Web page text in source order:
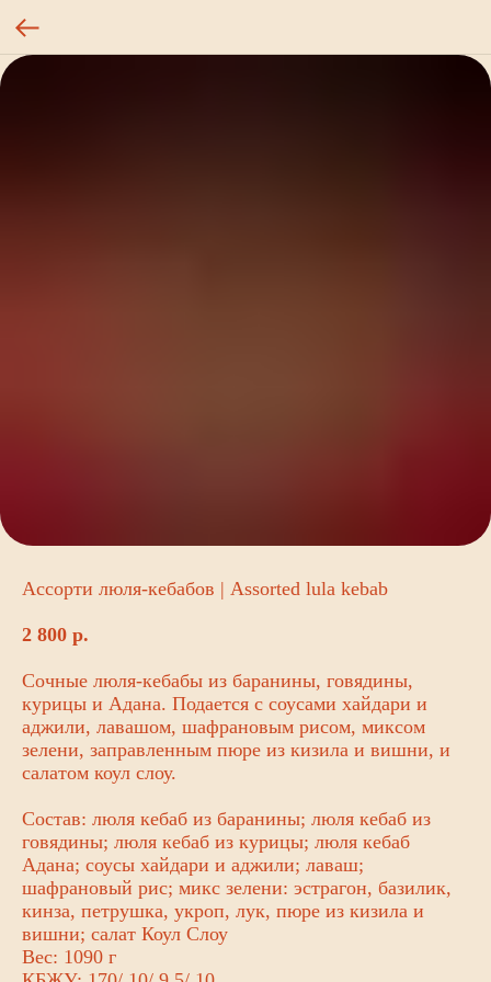
Ассорти люля-кебабов | Assorted lula kebab
2 800 р.
Сочные люля-кебабы из баранины, говядины,
курицы и Адана. Подается с соусами хайдари и
аджили, лавашом, шафрановым рисом, миксом
зелени, заправленным пюре из кизила и вишни, и
салатом коул слоу.
Состав: люля кебаб из баранины; люля кебаб из
говядины; люля кебаб из курицы; люля кебаб
Адана; соусы хайдари и аджили; лаваш;
шафрановый рис; микс зелени: эстрагон, базилик,
кинза, петрушка, укроп, лук, пюре из кизила и
вишни; салат Коул Слоу
Вес: 1090 г